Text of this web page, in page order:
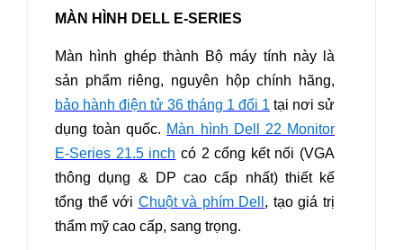
MÀN HÌNH DELL E-SERIES
Màn hình ghép thành Bộ máy tính này là
sản phẩm riêng, nguyên hộp chính hãng,
bảo hành điện tử 36 tháng 1 đổi 1 tại nơi sử
dụng toàn quốc. Màn hình Dell 22 Monitor
E-Series 21.5 inch có 2 cổng kết nối (VGA
thông dụng & DP cao cấp nhất) thiết kế
tổng thể với Chuột và phím Dell , tạo giá trị
thẩm mỹ cao cấp, sang trọng.